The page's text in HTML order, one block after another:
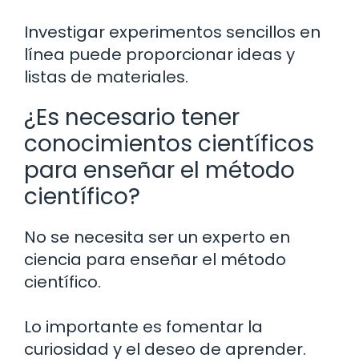
Investigar experimentos sencillos en
línea puede proporcionar ideas y
listas de materiales.
¿Es necesario tener
conocimientos científicos
para enseñar el método
científico?
No se necesita ser un experto en
ciencia para enseñar el método
científico.
Lo importante es fomentar la
curiosidad y el deseo de aprender.